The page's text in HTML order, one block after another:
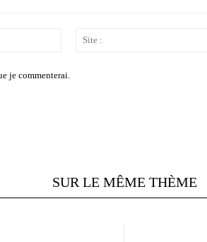
Email
je commenterai.
SUR LE MÊME THÈME